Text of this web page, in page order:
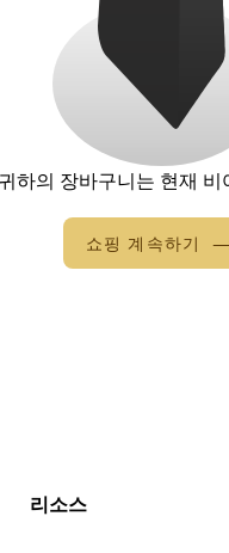
귀하의 장바구니는 현재 비
쇼핑 계속하기
리소스